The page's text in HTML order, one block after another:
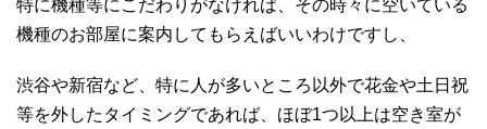
特に機種等にこだわりがなければ、その時々に空いている
機種のお部屋に案内してもらえばいいわけですし、
渋谷や新宿など、特に人が多いところ以外で花金や土日祝
等を外したタイミングであれば、ほぼ1つ以上は空き室が